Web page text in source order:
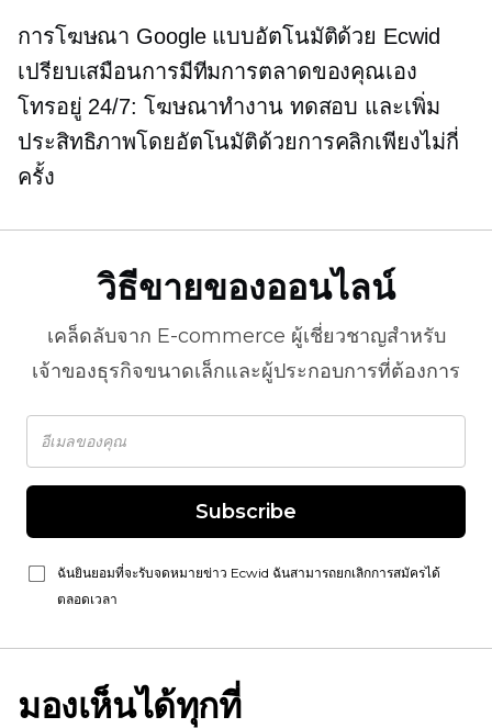
การโฆษณา Google แบบอัตโนมัติด้วย Ecwid
เปรียบเสมือนการมีทีมการตลาดของคุณเอง
โทรอยู่ 24/7: โฆษณาทำงาน ทดสอบ และเพิ่ม
ประสิทธิภาพโดยอัตโนมัติด้วยการคลิกเพียงไม่กี่
ครั้ง
วิธีขายของออนไลน์
เคล็ดลับจาก E-commerce ผู้เชี่ยวชาญสำหรับ
เจ้าของธุรกิจขนาดเล็กและผู้ประกอบการที่ต้องการ
Subscribe
ฉันยินยอมที่จะรับจดหมายข่าว Ecwid ฉันสามารถยกเลิกการสมัครได้
ตลอดเวลา
มองเห็นได้ทุกที่